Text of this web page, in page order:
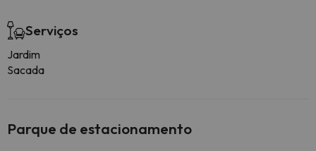
Serviços
Jardim
Sacada
Parque de estacionamento